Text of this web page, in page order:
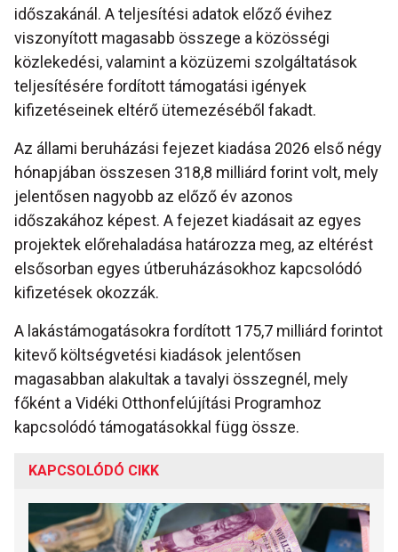
időszakánál. A teljesítési adatok előző évihez
viszonyított magasabb összege a közösségi
közlekedési, valamint a közüzemi szolgáltatások
teljesítésére fordított támogatási igények
kifizetéseinek eltérő ütemezéséből fakadt.
Az állami beruházási fejezet kiadása 2026 első négy
hónapjában összesen 318,8 milliárd forint volt, mely
jelentősen nagyobb az előző év azonos
időszakához képest. A fejezet kiadásait az egyes
projektek előrehaladása határozza meg, az eltérést
elsősorban egyes útberuházásokhoz kapcsolódó
kifizetések okozzák.
A lakástámogatásokra fordított 175,7 milliárd forintot
kitevő költségvetési kiadások jelentősen
magasabban alakultak a tavalyi összegnél, mely
főként a Vidéki Otthonfelújítási Programhoz
kapcsolódó támogatásokkal függ össze.
KAPCSOLÓDÓ CIKK